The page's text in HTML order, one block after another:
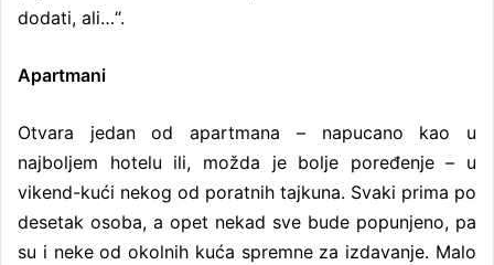
dodati, ali…“.
Apartmani
Otvara jedan od apartmana – napucano kao u
najboljem hotelu ili, možda je bolje poređenje – u
vikend-kući nekog od poratnih tajkuna. Svaki prima po
desetak osoba, a opet nekad sve bude popunjeno, pa
su i neke od okolnih kuća spremne za izdavanje. Malo